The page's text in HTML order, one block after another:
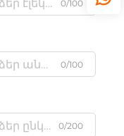
0/100
0/100
0/200